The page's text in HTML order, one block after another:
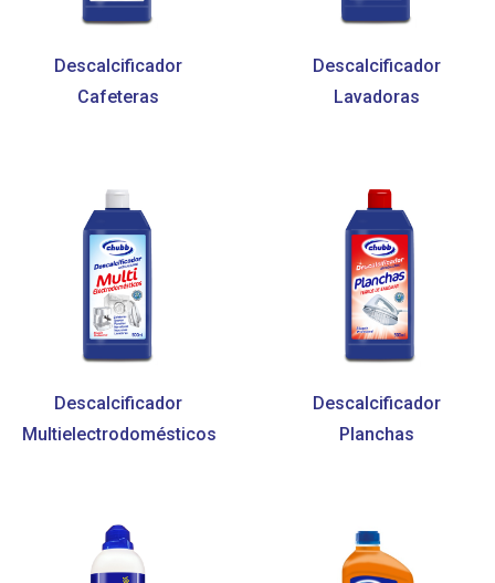
Descalcificador
Cafeteras
Descalcificador
Lavadoras
Descalcificador
Multielectrodomésticos
Descalcificador
Planchas